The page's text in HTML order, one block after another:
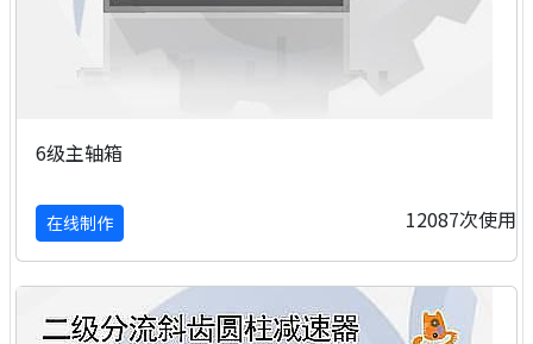
6级主轴箱
在线制作 12087次使用